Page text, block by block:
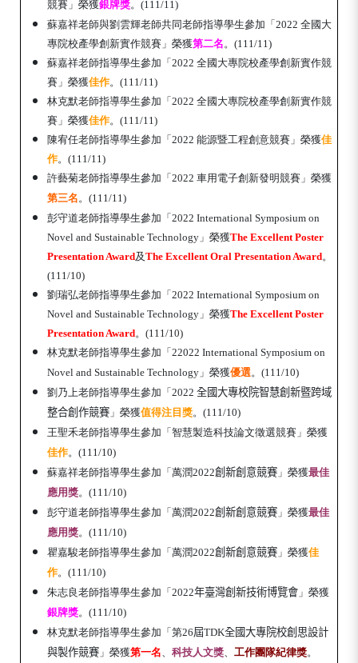
競賽 」榮獲銀牌獎。(111/11)
蘇嘉祥老師與劉雲輝老師共同老師指導學生參加「2022 全國大
專院校產學創新實作競賽 」榮獲第二名。(111/11)
蘇嘉祥老師指導學生參加「2022 全國大專院校產學創新實作競
賽 」榮獲佳作。(111/11)
林克默老師指導學生參加「2022 全國大專院校產學創新實作競
賽 」榮獲佳作。(111/11)
陳宥任老師指導學生參加「2022 能源暨工程創意競賽 」榮獲佳
作。(111/11)
許藝菊老師指導學生參加「2022 車用電子創新發明競賽 」榮獲
第三名。(111/11)
彭守道老師指導學生參加「 2022 International Symposium on
Novel and Sustainable Technology」榮獲The Excellent Poster
Presentation Award及The Excellent Oral Presentation Award。
(111/10)
劉瑞弘老師指導學生參加「 2022 International Symposium on
Novel and Sustainable Technology」榮獲The Excellent Poster
Presentation Award。(111/10)
林克默老師指導學生參加「 22022 International Symposium on
Novel and Sustainable Technology」榮獲優選。(111/10)
劉乃上老師指導學生參加「 2022 全國大專校院智慧創新暨跨域
整合創作競賽 」榮獲值得注目獎。(111/10)
王聖禾老師指導學生參加「 智慧製造科技論文徵選競賽」榮獲
佳作。(111/10)
蘇嘉祥老師指導學生參加 「 萬潤2022創新創意競賽 」榮獲最佳
應用獎。(111/10)
彭守道老師指導學生參加 「 萬潤2022創新創意競賽 」榮獲最佳
應用獎。(111/10)
瞿嘉駿老師指導學生參加 「 萬潤2022創新創意競賽 」榮獲佳
作。(111/10)
朱志良老師指導學生參加「 2022年臺灣創新技術博覽會 」榮獲
銀牌獎。(111/10)
林克默老師指導學生參加「 第26屆TDK全國大專院校創思設計
與製作競賽 」榮獲第一名、 科技人文獎、 工作團隊紀律獎。